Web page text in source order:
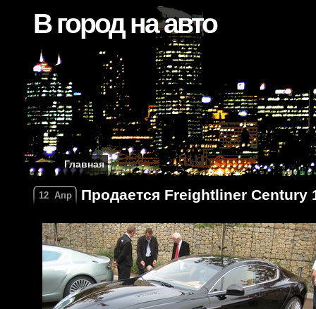
В город на авто
Главная
12 Апр Продается Freightliner Century